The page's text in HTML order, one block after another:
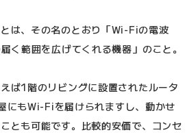
は、その名のとおり「Wi-Fiの電波
く範囲を広げてくれる機器」のこと。
ば1階のリビングに設置されたルータ
にもWi-Fiを届けられますし、動かせ
とも可能です。比較的安価で、コンセ